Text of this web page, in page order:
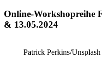
Online-Workshopreihe
& 13.05.2024
Patrick Perkins/Unsplash